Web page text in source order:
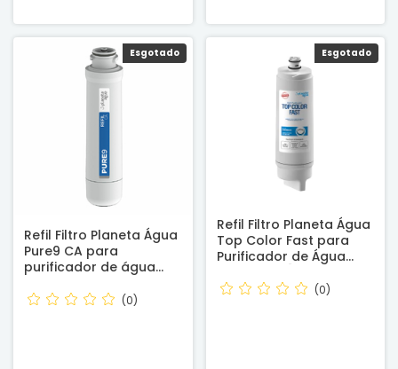
Esgotado
Refil Filtro Planeta Água
Pure9 CA para
purificador de água
(0)
Esgotado
Refil Filtro Planeta Água
Top Color Fast para
Purificador de Água
Reembalado] (0)